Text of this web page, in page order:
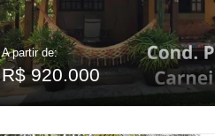
A partir de:
R$ 920.000